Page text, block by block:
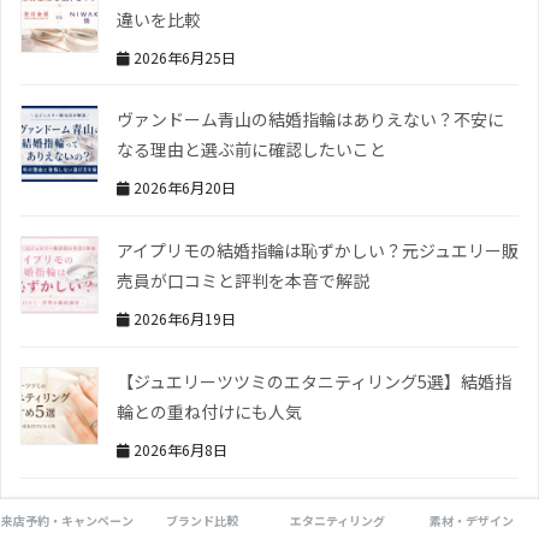
違いを比較
2026年6月25日
ヴァンドーム青山の結婚指輪はありえない？不安に
なる理由と選ぶ前に確認したいこと
2026年6月20日
アイプリモの結婚指輪は恥ずかしい？元ジュエリー販
売員が口コミと評判を本音で解説
2026年6月19日
【ジュエリーツツミのエタニティリング5選】結婚指
輪との重ね付けにも人気
2026年6月8日
来店予約・キャンペーン ブランド比較 エタニティリング 素材・デザイン